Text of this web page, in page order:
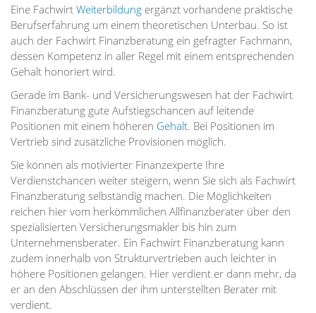
Eine Fachwirt Weiterbildung ergänzt vorhandene praktische
Berufserfahrung um einem theoretischen Unterbau. So ist
auch der Fachwirt Finanzberatung ein gefragter Fachmann,
dessen Kompetenz in aller Regel mit einem entsprechenden
Gehalt honoriert wird.
Gerade im Bank- und Versicherungswesen hat der Fachwirt
Finanzberatung gute Aufstiegschancen auf leitende
Positionen mit einem höheren Gehalt. Bei Positionen im
Vertrieb sind zusätzliche Provisionen möglich.
Sie können als motivierter Finanzexperte Ihre
Verdienstchancen weiter steigern, wenn Sie sich als Fachwirt
Finanzberatung selbständig machen. Die Möglichkeiten
reichen hier vom herkömmlichen Allfinanzberater über den
spezialisierten Versicherungsmakler bis hin zum
Unternehmensberater. Ein Fachwirt Finanzberatung kann
zudem innerhalb von Strukturvertrieben auch leichter in
höhere Positionen gelangen. Hier verdient er dann mehr, da
er an den Abschlüssen der ihm unterstellten Berater mit
verdient.